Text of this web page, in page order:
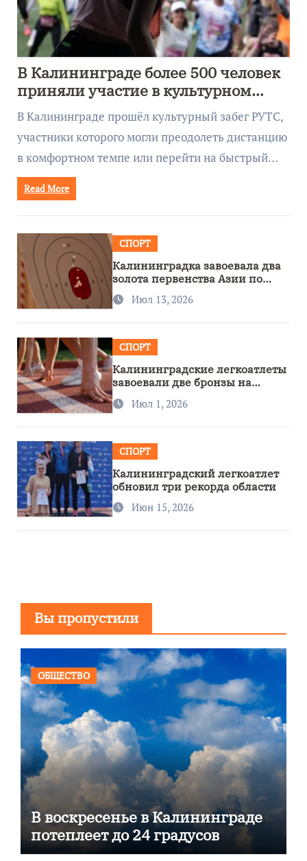
В Калининграде более 500 человек
приняли участие в культурном
забеге
В Калининграде прошёл культурный забег РУТС,
участники которого могли преодолеть дистанцию
в комфортном темпе или перейти на быстрый…
Read More
СПОРТ
Калининградка завоевала два
золота первенства Азии по
метанию ножа
Июл 13, 2026
СПОРТ
Калининградские легкоатлеты
завоевали две бронзы на
первенстве России
Июл 1, 2026
СПОРТ
Калининградский легкоатлет
обновил три рекорда области
Июн 15, 2026
Вы пропустили
ОБЩЕСТВО
В воскресенье в Калининграде
потеплеет до 24 градусов